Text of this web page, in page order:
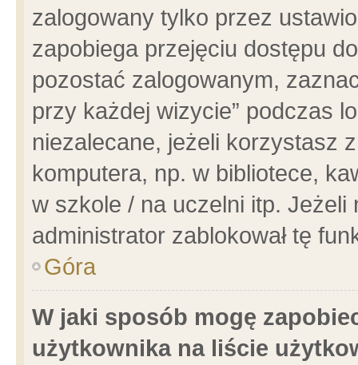
zalogowany tylko przez
zapobiega przejęciu dostępu
pozostać zalogowanym,
przy każdej wizycie” podczas
niezalecane, jeżeli korzystasz
komputera, np. w bibliotece,
w szkole / na uczelni itp.
administrator zablokował tę
Góra
W jaki sposób mogę
użytkownika na liście